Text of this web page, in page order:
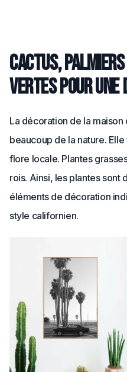
Cactus,
vertes pour une
La décoration de la maison
beaucoup de la nature.
flore locale. Plantes
rois. Ainsi, les plantes sont
éléments de décoration
style californien.